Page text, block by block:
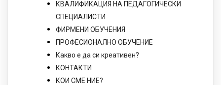
КВАЛИФИКАЦИЯ НА ПЕДАГОГИЧЕСКИ
СПЕЦИАЛИСТИ
ФИРМЕНИ ОБУЧЕНИЯ
ПРОФЕСИОНАЛНО ОБУЧЕНИЕ
Какво е да си креативен?
КОНТАКТИ
КОИ СМЕ НИЕ?